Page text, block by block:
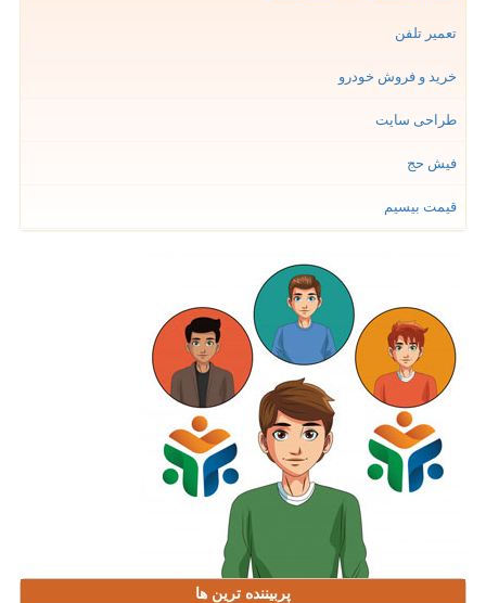
تعمیر تلفن
خرید و فروش خودرو
طراحی سایت
فیش حج
قیمت بیسیم
پربیننده ترین ها